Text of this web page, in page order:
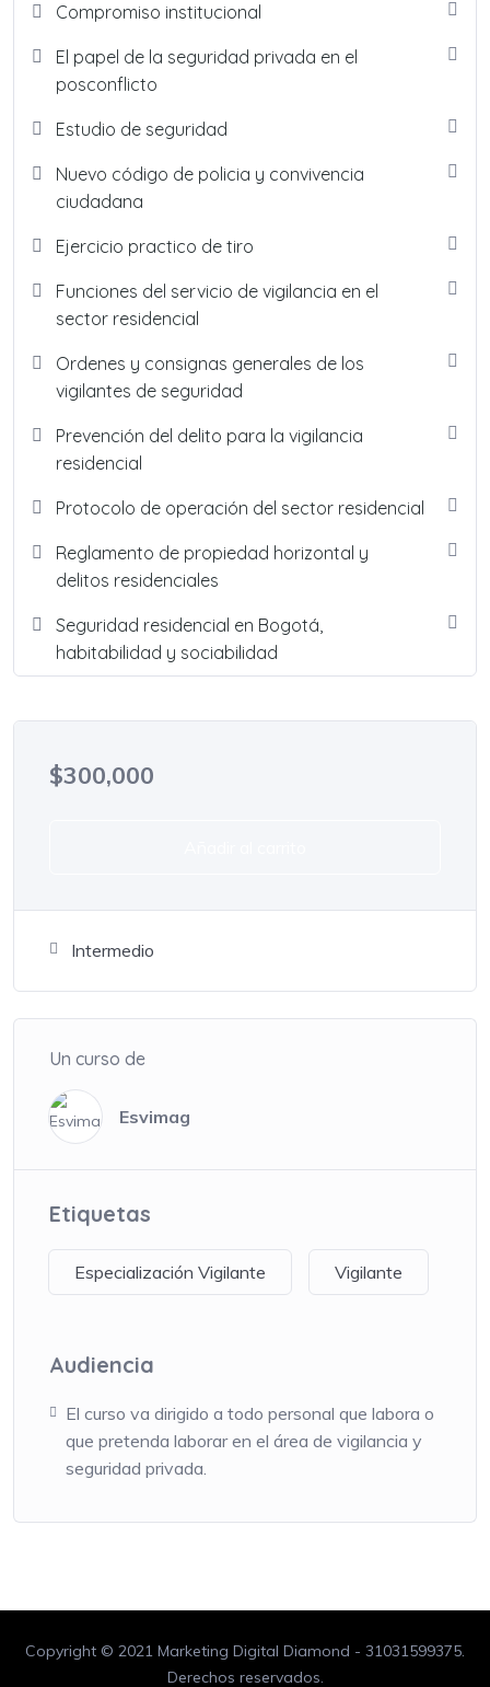
Compromiso institucional
El papel de la seguridad privada en el
posconflicto
Estudio de seguridad
Nuevo código de policia y convivencia
ciudadana
Ejercicio practico de tiro
Funciones del servicio de vigilancia en el
sector residencial
Ordenes y consignas generales de los
vigilantes de seguridad
Prevención del delito para la vigilancia
residencial
Protocolo de operación del sector residencial
Reglamento de propiedad horizontal y
delitos residenciales
Seguridad residencial en Bogotá,
habitabilidad y sociabilidad
$300,000
Intermedio
Un curso de
Esvimag
Etiquetas
Especialización Vigilante Vigilante
Audiencia
El curso va dirigido a todo personal que labora o
que pretenda laborar en el área de vigilancia y
seguridad privada.
Copyright © 2021 Marketing Digital Diamond - 31031599375.
Derechos reservados.